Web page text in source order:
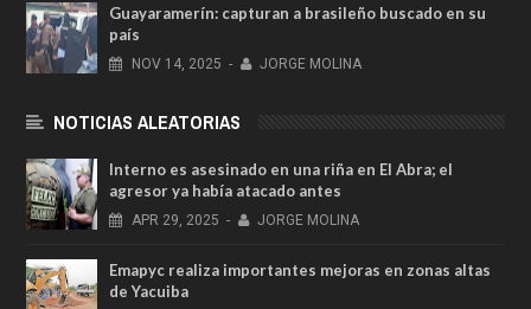
Guayaramerín: capturan a brasileño buscado en su
país
NOV 14, 2025 - JORGE MOLINA
NOTICIAS ALEATORIAS
Interno es asesinado en una riña en El Abra; el
agresor ya había atacado antes
APR 29, 2025 - JORGE MOLINA
Emapyc realiza importantes mejoras en zonas altas
de Yacuiba